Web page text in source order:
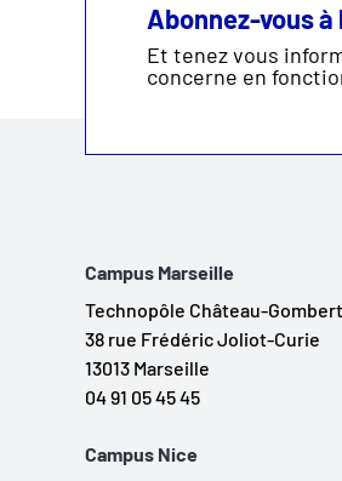
Abonnez-vous
Et tenez vous
concerne en
Campus Marseille
Technopôle Château-Gombert
38 rue Frédéric Joliot-Curie
13013 Marseille
04 91 05 45 45
Campus Nice